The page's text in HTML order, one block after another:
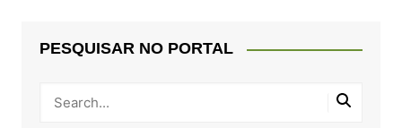
PESQUISAR NO PORTAL